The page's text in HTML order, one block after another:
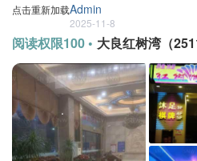
点击重新加载Admin
2025-11-8
阅读权限100 • 大良红树湾（